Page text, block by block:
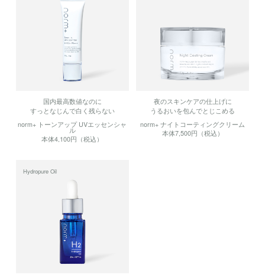
国内最高数値なのに
すっとなじんで白く残らない
norm+ トーンアップ UVエッセンシャ
ル
本体4,100円（税込）
夜のスキンケアの仕上げに
うるおいを包んでとじこめる
norm+ ナイトコーティングクリーム
本体7,500円（税込）
Hydropure Oil